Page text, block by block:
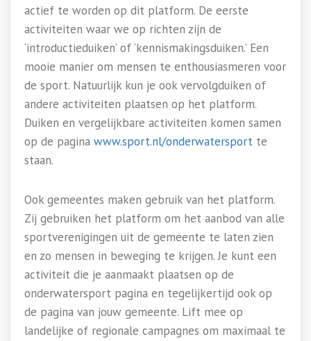
actief te worden op dit platform. De eerste
activiteiten waar we op richten zijn de
‘introductieduiken’ of ‘kennismakingsduiken.’ Een
mooie manier om mensen te enthousiasmeren voor
de sport. Natuurlijk kun je ook vervolgduiken of
andere activiteiten plaatsen op het platform.
Duiken en vergelijkbare activiteiten komen samen
op de pagina www.sport.nl/onderwatersport te
staan.
Ook gemeentes maken gebruik van het platform.
Zij gebruiken het platform om het aanbod van alle
sportverenigingen uit de gemeente te laten zien
en zo mensen in beweging te krijgen. Je kunt een
activiteit die je aanmaakt plaatsen op de
onderwatersport pagina en tegelijkertijd ook op
de pagina van jouw gemeente. Lift mee op
landelijke of regionale campagnes om maximaal te